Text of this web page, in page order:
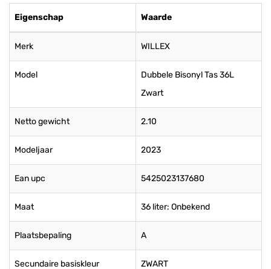
Eigenschap Waarde
Merk WILLEX
Model
Dubbele Bisonyl Tas 36L
Zwart
Netto gewicht 2.10
Modeljaar 2023
Ean upc 5425023137680
Maat 36 liter: Onbekend
Plaatsbepaling A
Secundaire basiskleur ZWART